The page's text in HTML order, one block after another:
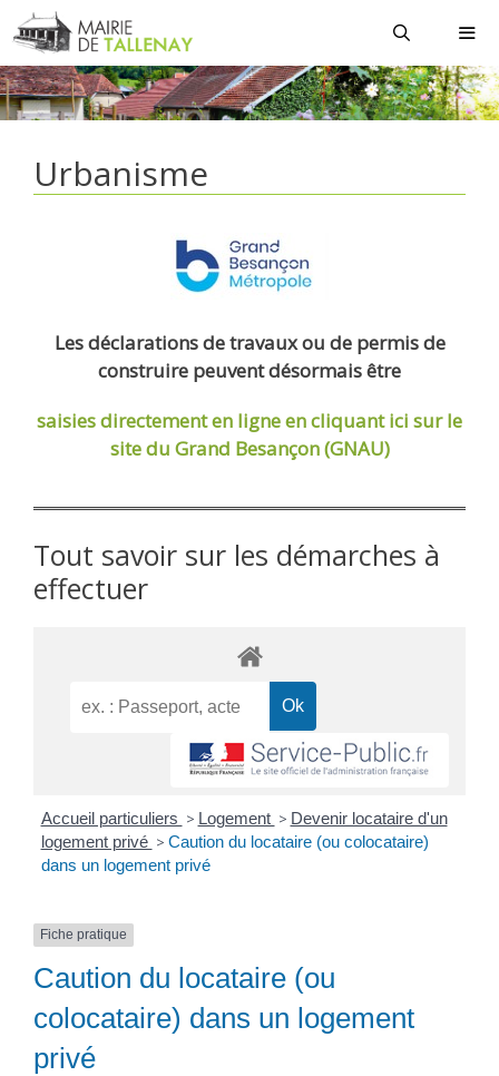
Aller
au
contenu
Urbanisme
Les déclarations de travaux ou de permis de
construire peuvent désormais être
saisies directement en ligneen cliquant ici sur le
site du Grand Besançon (GNAU)
Tout savoir sur les démarches à
effectuer
Accueil particuliers > Logement > Devenir locataire d'un
logement privé > Caution du locataire (ou colocataire)
dans un logement privé
Fiche pratique
Caution du locataire (ou
colocataire) dans un logement
privé